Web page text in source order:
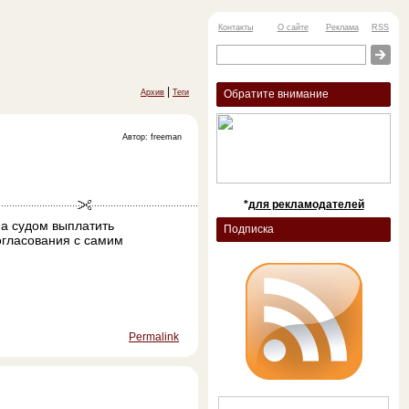
Архив Теги
Автор: freeman
судом выплатить
с самим
Permalink
Контакты О сайте Реклама RSS
Обратите внимание
*для рекламодателей
Подписка